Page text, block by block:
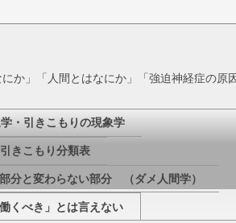
か」「人間とはなにか」「強迫神経症の原
・引きこもりの現象学
きこもり分類表
分と変わらない部分 （ダメ人間学）
働くべき」とは言えない